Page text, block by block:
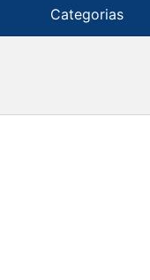
Categorias